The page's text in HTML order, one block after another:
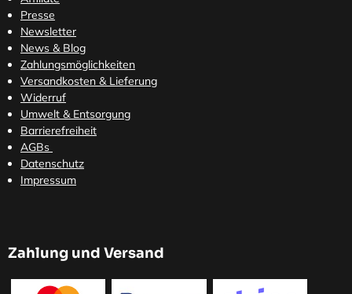
Presse
Newsletter
News & Blog
Zahlungsmöglichkeiten
Versandkosten & Lieferung
Widerruf
Umwelt & Entsorgung
Barrierefreiheit
AGBs
Datenschutz
Impressum
Zahlung und Versand